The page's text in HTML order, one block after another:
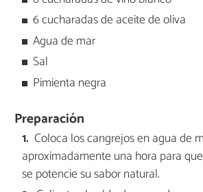
6 cucharadas de aceite de oliva
Agua de mar
Sal
Pimienta negra
Preparación
Coloca los cangrejos en agua de
aproximadamente una hora para
se potencie su sabor natural.